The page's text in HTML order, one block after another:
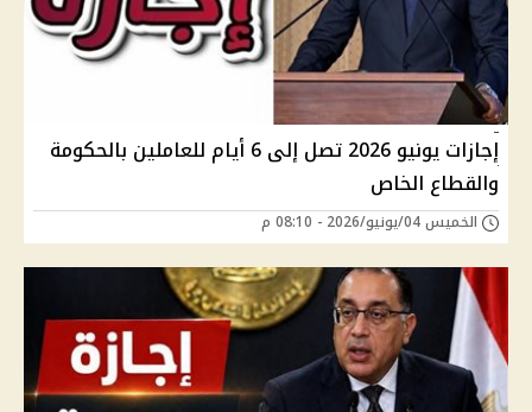
إجازات يونيو 2026 تصل إلى 6 أيام للعاملين بالحكومة
والقطاع الخاص
الخميس 04/يونيو/2026 - 08:10 م